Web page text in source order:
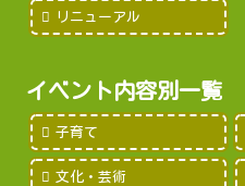
リニューアル
イベント内容別一覧
子育て
文化・芸術